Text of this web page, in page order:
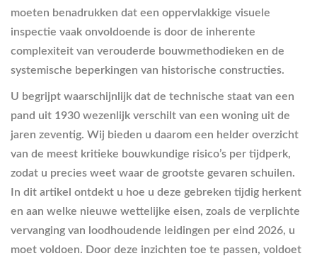
moeten benadrukken dat een oppervlakkige visuele
inspectie vaak onvoldoende is door de inherente
complexiteit van verouderde bouwmethodieken en de
systemische beperkingen van historische constructies.
U begrijpt waarschijnlijk dat de technische staat van een
pand uit 1930 wezenlijk verschilt van een woning uit de
jaren zeventig. Wij bieden u daarom een helder overzicht
van de meest kritieke bouwkundige risico’s per tijdperk,
zodat u precies weet waar de grootste gevaren schuilen.
In dit artikel ontdekt u hoe u deze gebreken tijdig herkent
en aan welke nieuwe wettelijke eisen, zoals de verplichte
vervanging van loodhoudende leidingen per eind 2026, u
moet voldoen. Door deze inzichten toe te passen, voldoet